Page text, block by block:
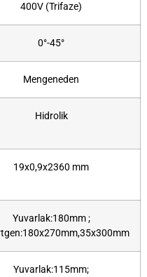
400V (Trifaze)
0°-45°
Mengeneden
Hidrolik
19x0,9x2360 mm
Yuvarlak:180mm ;
Yuvarlak:115mm;